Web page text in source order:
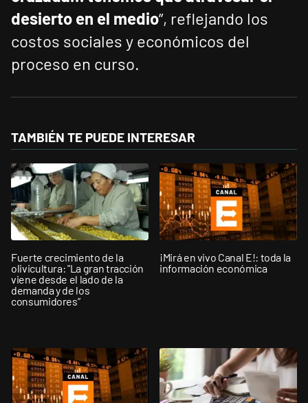
desierto en el medio”, reflejando los
costos sociales y económicos del
proceso en curso.
TAMBIÉN TE PUEDE INTERESAR
Fuerte crecimiento de la
olivicultura: "La gran tracción
viene desde el lado de la
demanda y de los
consumidores”
¡Mirá en vivo Canal E!: toda la
información económica